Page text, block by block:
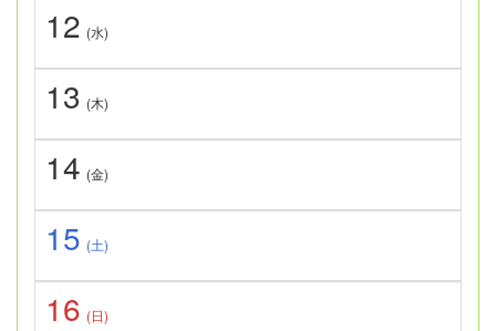
12 (水)
13 (木)
14 (金)
15 (土)
16 (日)